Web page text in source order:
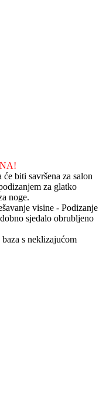
biti savršena za salon
za glatko
noge.
visine - Podizanje
sjedalo obrubljeno
s neklizajućom